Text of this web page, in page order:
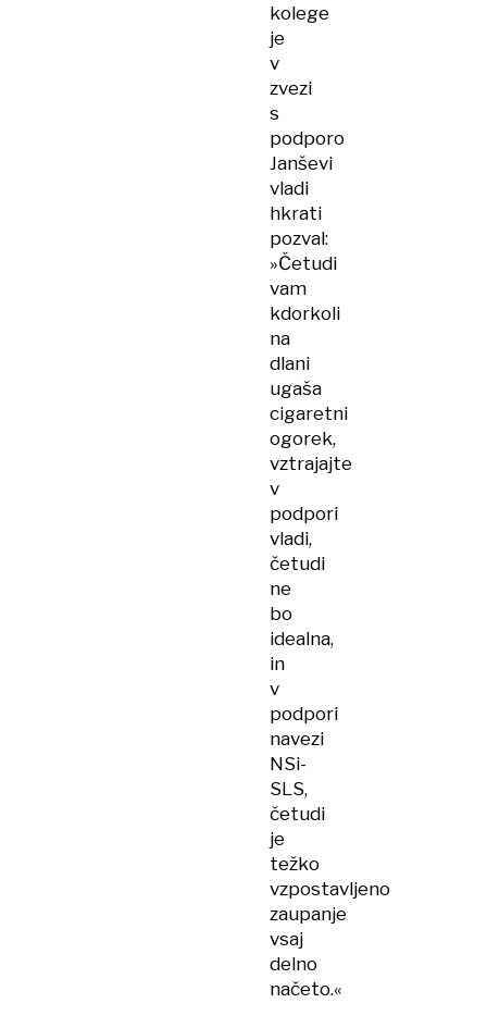
kolege
je
v
zvezi
s
podporo
Janševi
vladi
hkrati
pozval:
»Četudi
vam
kdorkoli
na
dlani
ugaša
cigaretni
ogorek,
vztrajajte
v
podpori
vladi,
četudi
ne
bo
idealna,
in
v
podpori
navezi
NSi-
SLS,
četudi
je
težko
vzpostavljeno
zaupanje
vsaj
delno
načeto.«